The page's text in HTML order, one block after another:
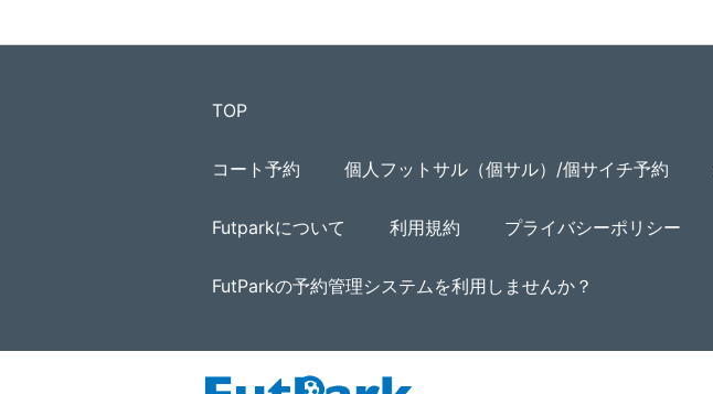
TOP
コート予約 個人フットサル（個サル）/個サイチ予約
Futparkについて 利用規約 プライバシーポリシー
FutParkの予約管理システムを利用しませんか？